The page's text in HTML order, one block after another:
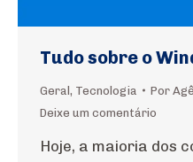
Tudo sobre o
Geral , Tecnologia Por
Deixe um comentário
Hoje, a maioria dos